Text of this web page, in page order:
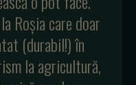
Roșia care doar
(durabil!) în
la agricultură,